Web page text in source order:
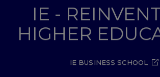
IE -
HIGHER
IE BUSINESS SCHOOL